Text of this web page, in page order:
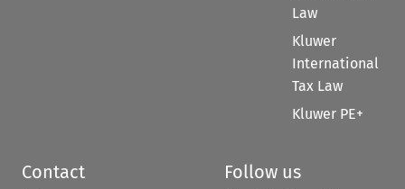
Law
Kluwer
International
Tax Law
Kluwer PE+
Contact Follow us